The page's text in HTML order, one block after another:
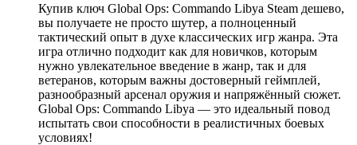
Купив ключ Global Ops: Commando Libya Steam дешево,
вы получаете не просто шутер, а полноценный
тактический опыт в духе классических игр жанра. Эта
игра отлично подходит как для новичков, которым
нужно увлекательное введение в жанр, так и для
ветеранов, которым важны достоверный геймплей,
разнообразный арсенал оружия и напряжённый сюжет.
Global Ops: Commando Libya — это идеальный повод
испытать свои способности в реалистичных боевых
условиях!